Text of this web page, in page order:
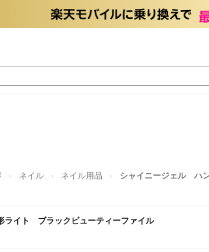
ネイル ネイル用品 シャイニージェル ハ
イト ブラックビューティーファイル